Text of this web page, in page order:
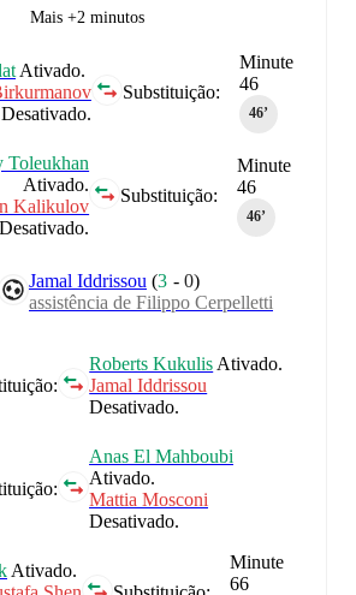
Mais +2 minutos
Minute
46
46‎’‎
Substituição:
Ativado.
Desativado.
Minute
46
46‎’‎
Substituição:
Toleukhan
Ativado.
Kalikulov
Desativado.
Jamal Iddrissou (3 -0)
assistência de Filippo Cerpelletti
Roberts Kukulis Ativado.
Jamal Iddrissou
Desativado.
Anas El Mahboubi
Ativado.
Mattia Mosconi
Desativado.
Minute
66
Ativado.